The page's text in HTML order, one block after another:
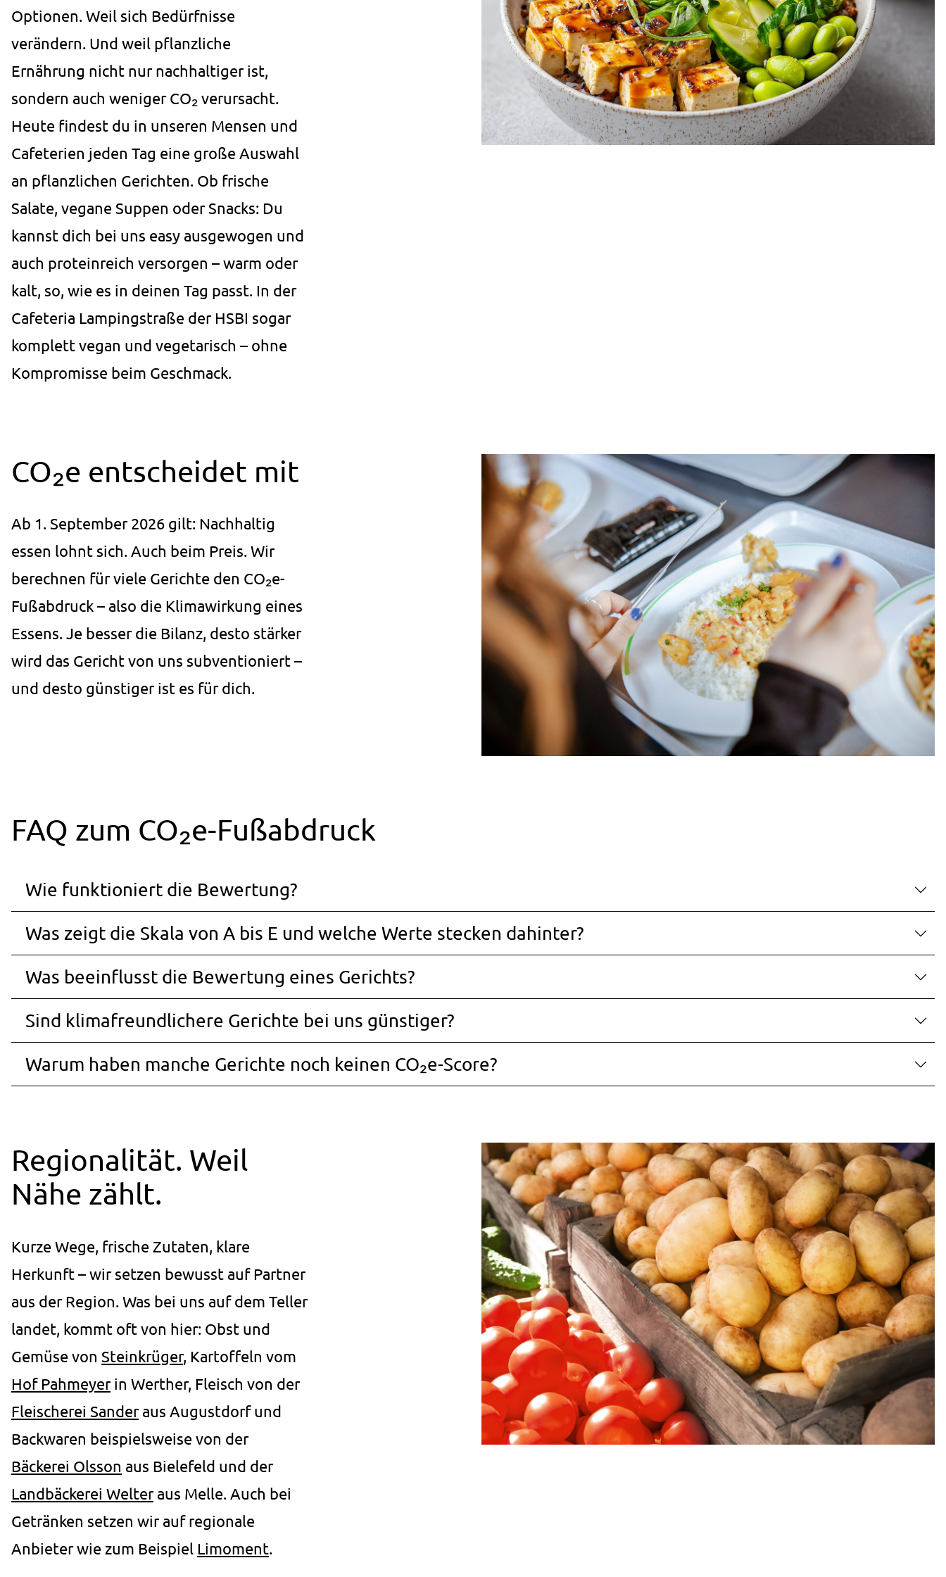
Optionen. Weil sich Bedürfnisse
verändern. Und weil pflanzliche
Ernährung nicht nur nachhaltiger ist,
sondern auch weniger CO₂ verursacht.
Heute findest du in unseren Mensen und
Cafeterien jeden Tag eine große Auswahl
an pflanzlichen Gerichten. Ob frische
Salate, vegane Suppen oder Snacks: Du
kannst dich bei uns easy ausgewogen und
auch proteinreich versorgen – warm oder
kalt, so, wie es in deinen Tag passt. In der
Cafeteria Lampingstraße der HSBI sogar
komplett vegan und vegetarisch – ohne
Kompromisse beim Geschmack.
CO₂e entscheidet mit
Ab 1. September 2026 gilt: Nachhaltig
essen lohnt sich. Auch beim Preis. Wir
berechnen für viele Gerichte den CO₂e-
Fußabdruck – also die Klimawirkung eines
Essens. Je besser die Bilanz, desto stärker
wird das Gericht von uns subventioniert –
und desto günstiger ist es für dich.
FAQ zum CO₂e-Fußabdruck
Wie funktioniert die Bewertung?
Was zeigt die Skala von A bis E und welche Werte stecken dahinter?
Was beeinflusst die Bewertung eines Gerichts?
Sind klimafreundlichere Gerichte bei uns günstiger?
Warum haben manche Gerichte noch keinen CO₂e-Score?
Regionalität. Weil
Nähe zählt.
Kurze Wege, frische Zutaten, klare
Herkunft – wir setzen bewusst auf Partner
aus der Region. Was bei uns auf dem Teller
landet, kommt oft von hier: Obst und
Gemüse von Steinkrüger, Kartoffeln vom
Hof Pahmeyerin Werther, Fleisch von der
Fleischerei Sanderaus Augustdorf und
Backwaren beispielsweise von der
Bäckerei Olsson aus Bielefeld und der
Landbäckerei Welteraus Melle. Auch bei
Getränken setzen wir auf regionale
Anbieter wie zum Beispiel Limoment.
Speichert Informationen, um
Erkenntnisse darüber zu
gewinnen, wie der Nutzer die
Webseite nutzt.
Cookie
30 Minuten
_pk_id.1.ccca
_pk_id.1.ccca
Anbieter:
Speichert eine eindeutige
zusammengehörige
zu erkennen und einer einzelnen
Browser-Sitzung zuordnen zu
können.
_pk_ref.1.ccca
_pk_ref.1.ccca
Anbieter:
Speichert, über welchen Link der
Laufzeit: